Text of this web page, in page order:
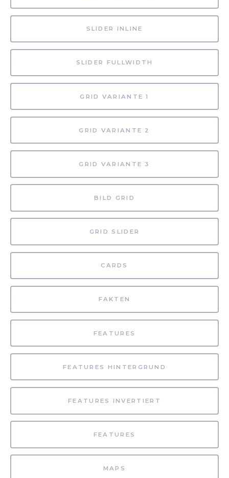
SLIDER INLINE
SLIDER FULLWIDTH
GRID VARIANTE 1
GRID VARIANTE 2
GRID VARIANTE 3
BILD GRID
GRID SLIDER
CARDS
FAKTEN
FEATURES
FEATURES HINTERGRUND
FEATURES INVERTIERT
FEATURES
MAPS